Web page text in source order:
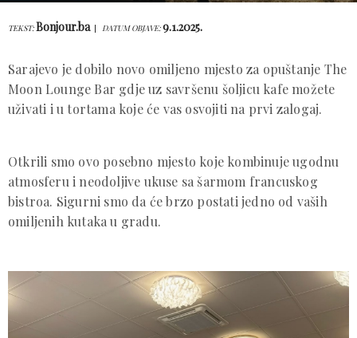
TEKST:Bonjour.ba DATUM OBJAVE:9.1.2025.
Sarajevo je dobilo novo omiljeno mjesto za opuštanje The
Moon Lounge Bar gdje uz savršenu šoljicu kafe možete
uživati i u tortama koje će vas osvojiti na prvi zalogaj.
Otkrili smo ovo posebno mjesto koje kombinuje ugodnu
atmosferu i neodoljive ukuse sa šarmom francuskog
bistroa. Sigurni smo da će brzo postati jedno od vaših
omiljenih kutaka u gradu.